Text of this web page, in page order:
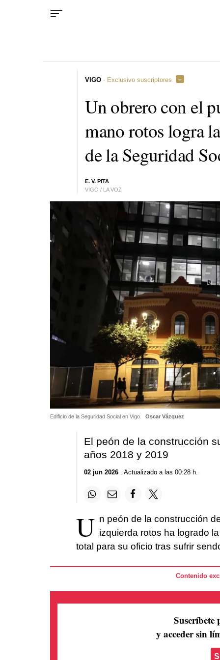
Un obrero con el
mano rotos logra
de la Seguridad
E. V. PITA
VIGO / LA VOZ
VIGO · Exclusivo suscriptores
Edificio de la Seguridad Social en Vigo Oscar Vázquez
El peón de la construcción
años 2018 y 2019
02 jun 2026. Actualizado a las 00:28 h.
U n peón de la construcción
izquierda rotos ha logrado
total para su oficio tras sufrir
Contenido
Suscríbete
y acceder sin